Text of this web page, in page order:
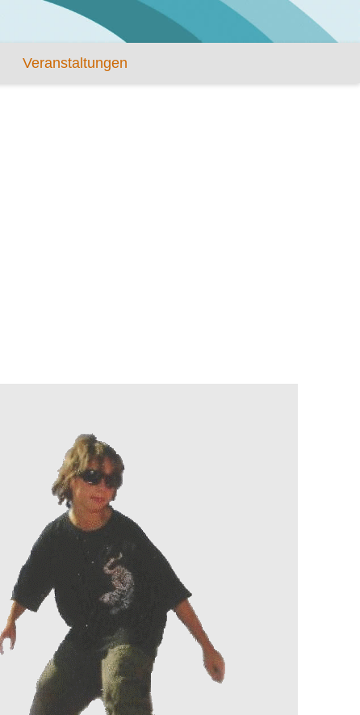
Veranstaltungen